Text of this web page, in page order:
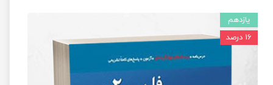
یازدهم
۱۶ درصد